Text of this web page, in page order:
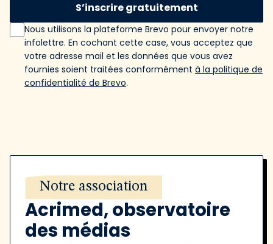
S’inscrire gratuitement
Nous utilisons la plateforme Brevo pour envoyer notre
infolettre. En cochant cette case, vous acceptez que
votre adresse mail et les données que vous avez
fournies soient traitées conformément à la politique de
confidentialité de Brevo.
Notre association
Acrimed, observatoire
des médias